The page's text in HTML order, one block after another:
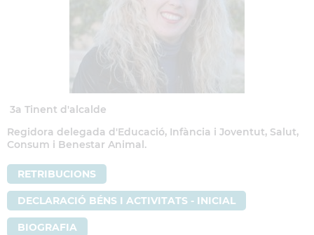
3a Tinent d'alcalde
Regidora delegada d'Educació, Infància i Joventut, Salut,
Consum i Benestar Animal.
RETRIBUCIONS
DECLARACIÓ BÉNS I ACTIVITATS - INICIAL
BIOGRAFIA